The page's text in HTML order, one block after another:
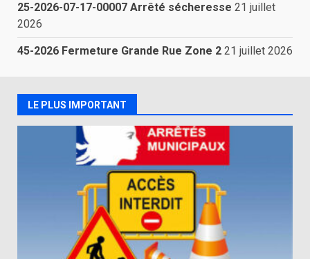
25-2026-07-17-00007 Arrêté sécheresse 21 juillet
2026
45-2026 Fermeture Grande Rue Zone 2 21 juillet 2026
LE PLUS IMPORTANT